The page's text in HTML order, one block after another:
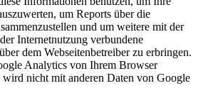
um Reports über die
und um weitere mit der
Internetnutzung verbundene
dem Webseitenbetreiber zu erbringen.
Analytics von Ihrem Browser
wird nicht mit anderen Daten von Google